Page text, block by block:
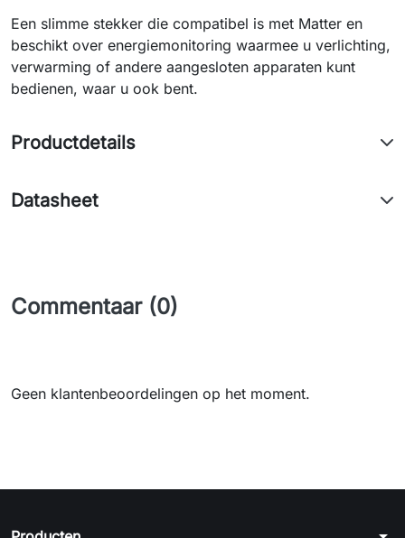
Een slimme stekker die compatibel is met Matter en
beschikt over energiemonitoring waarmee u verlichting,
verwarming of andere aangesloten apparaten kunt
bedienen, waar u ook bent.
Productdetails
Datasheet
Commentaar (0)
Geen klantenbeoordelingen op het moment.